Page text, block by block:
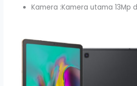
Kamera :Kamera utama 13Mp